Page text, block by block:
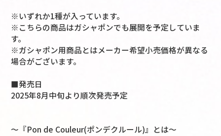
※いずれか1種が入っています。
※こちらの商品はガシャポンでも展開を予定していま
す。
※ガシャポン用商品とはメーカー希望小売価格が異なる
場合がございます。
■発売日
2025年8月中旬より順次発売予定
～『Pon de Couleur(ポンデクルール)』とは～